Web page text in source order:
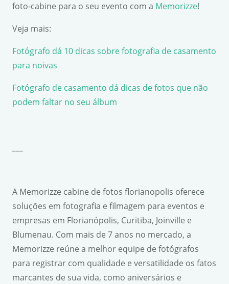
foto-cabine para o seu evento com a Memorizze!
Veja mais:
Fotógrafo dá 10 dicas sobre fotografia de casamento
para noivas
Fotógrafo de casamento dá dicas de fotos que não
podem faltar no seu álbum
A Memorizze cabine de fotos florianopolis oferece
soluções em fotografia e filmagem para eventos e
empresas em Florianópolis, Curitiba, Joinville e
Blumenau. Com mais de 7 anos no mercado, a
Memorizze reúne a melhor equipe de fotógrafos
para registrar com qualidade e versatilidade os fatos
marcantes de sua vida, como aniversários e